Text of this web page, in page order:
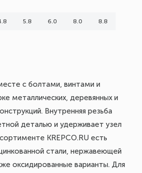
5.8 6.0 8.0 8.8
с болтами, винтами и
металлических, деревянных и
Внутренняя резьба
деталью и удерживает узел
KREPCO.RU есть
стали, нержавеющей
оксидированные варианты. Для